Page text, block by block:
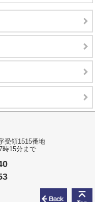
前の
受領1515番地
時15分まで